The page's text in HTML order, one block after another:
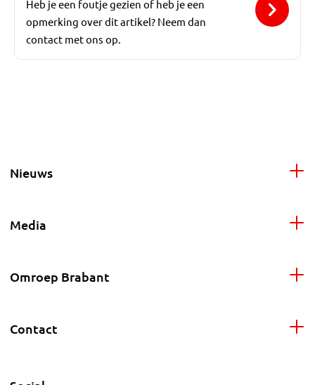
Heb je een foutje gezien of heb je een
opmerking over dit artikel? Neem dan
contact met ons op.
Nieuws
Media
Omroep Brabant
Contact